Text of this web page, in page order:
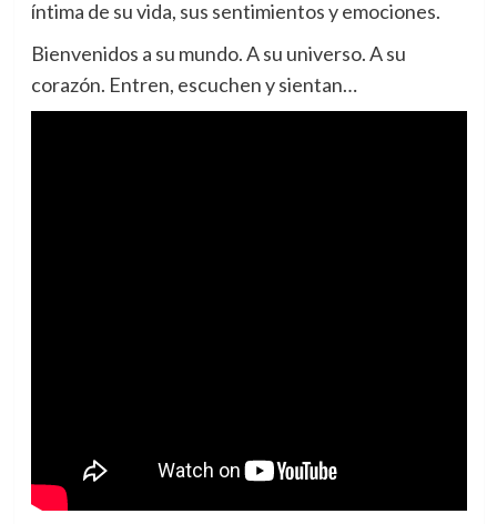
íntima de su vida, sus sentimientos y emociones.
Bienvenidos a su mundo. A su universo. A su
corazón. Entren, escuchen y sientan…